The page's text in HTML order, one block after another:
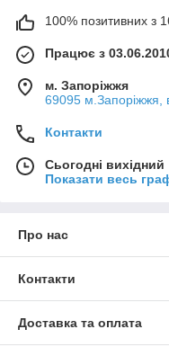
100% позитивних з 16
Працює з
м. Запоріжжя
69095 м.Запоріжжя,
Контакти
Сьогодні вихідний
Показати весь
Про нас
Контакти
Доставка та оплата